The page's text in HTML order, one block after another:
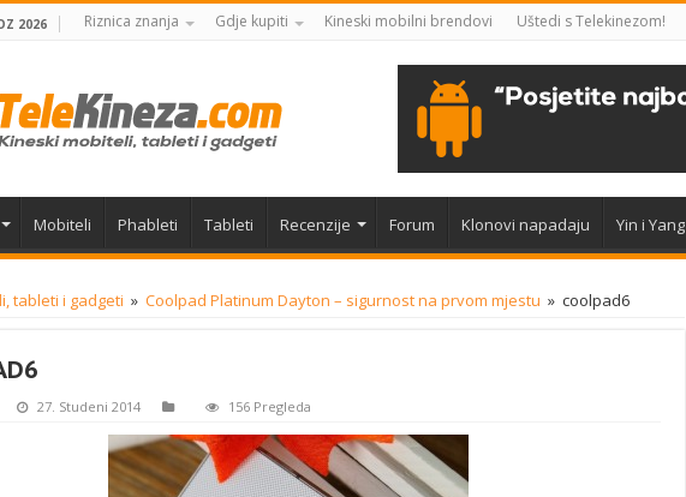
2026 Riznica znanja Gdje kupiti Kineski mobilni brendovi Uštedi s Telekinezom!
Mobiteli Phableti Tableti Recenzije Forum Klonovi napadaju Yin i Yang
tableti i gadgeti » Coolpad Platinum Dayton – sigurnost na prvom mjestu » coolpad6
27. Studeni 2014 156 Pregleda